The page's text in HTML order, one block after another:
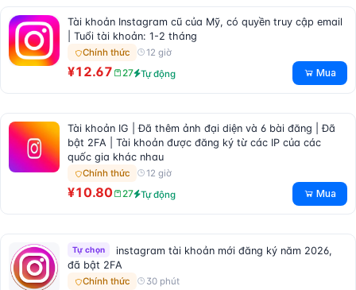
Tài khoản Instagram cũ của Mỹ, có quyền truy cập email
| Tuổi tài khoản: 1-2 tháng
Chính thức 12 giờ
¥12.67 27 Tự động Mua
Tài khoản IG | Đã thêm ảnh đại diện và 6 bài đăng | Đã
bật 2FA | Tài khoản được đăng ký từ các IP của các
quốc gia khác nhau
Chính thức 12 giờ
¥10.80 27 Tự động Mua
Tự chọn
instagram tài khoản mới đăng ký năm 2026,
đã bật 2FA
Chính thức 30 phút